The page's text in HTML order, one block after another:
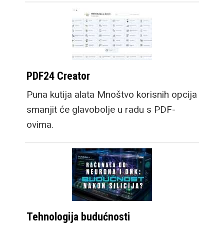
PDF24 Creator
Puna kutija alata Mnoštvo korisnih opcija
smanjit će glavobolje u radu s PDF-
ovima.
Tehnologija budućnosti